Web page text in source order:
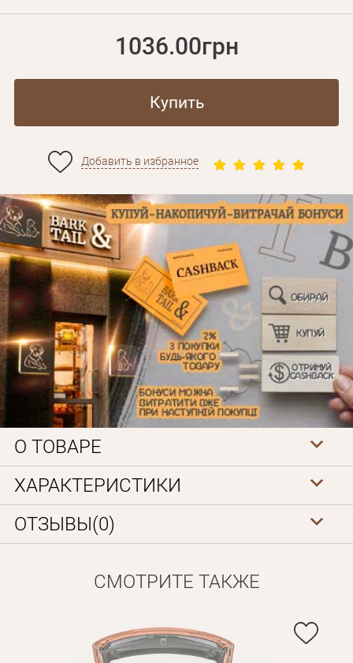
1036.00грн
Купить
Добавить в избранное
О ТОВАРЕ
ХАРАКТЕРИСТИКИ
ОТЗЫВЫ(0)
СМОТРИТЕ ТАКЖЕ
Личные данные
Вам на почту будет отправленно письмо с сылкой для